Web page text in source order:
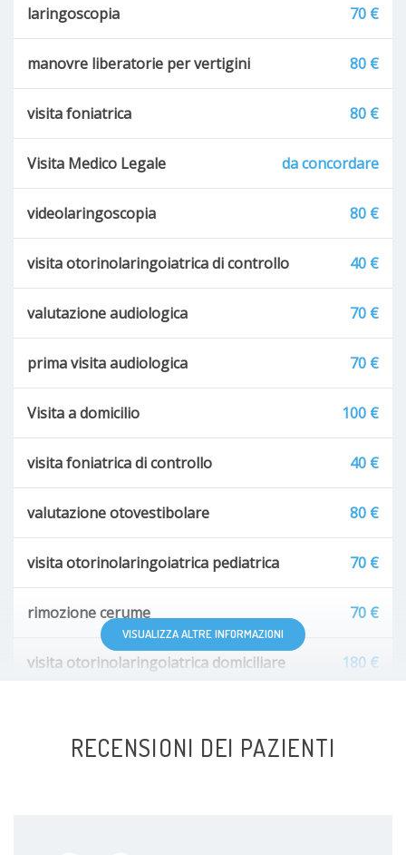
laringoscopia 70 €
manovre liberatorie per vertigini 80 €
visita foniatrica 80 €
Visita Medico Legale da concordare
videolaringoscopia 80 €
visita otorinolaringoiatrica di controllo 40 €
valutazione audiologica 70 €
prima visita audiologica 70 €
Visita a domicilio 100 €
visita foniatrica di controllo 40 €
valutazione otovestibolare 80 €
visita otorinolaringoiatrica pediatrica 70 €
rimozione cerume 70 €
visita otorinolaringoiatrica domiciliare 180 €
Studio clinico
VISUALIZZA ALTRE INFORMAZIONI
RECENSIONI DEI PAZIENTI